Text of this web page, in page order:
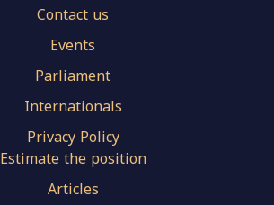
Contact us
Events
Parliament
Internationals
Privacy Policy
Estimate the position
Articles